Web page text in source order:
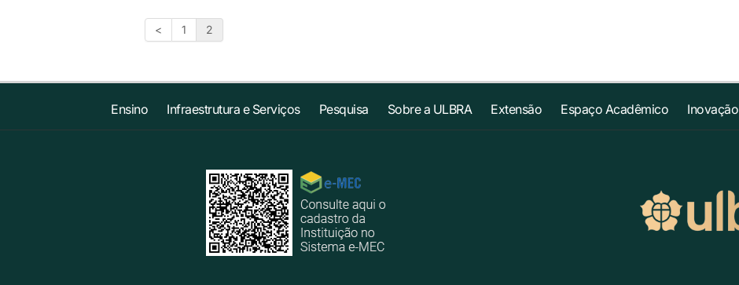
< 1 2
Ensino Infraestrutura e Serviços Pesquisa Sobre a ULBRA Extensão Espaço Acadêmico Inovação